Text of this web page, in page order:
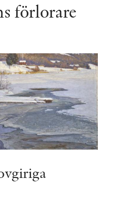
förlorare